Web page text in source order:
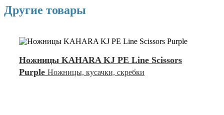
Другие товары
Ножницы KAHARA KJ PE Line Scissors
Purple Ножницы, кусачки, скребки